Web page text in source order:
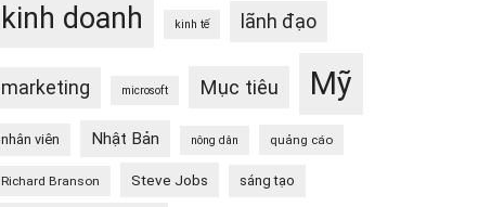
kinh doanh kinh tế lãnh đạo
marketing microsoft Mục tiêu Mỹ
nhân viên Nhật Bản nông dân quảng cáo
Richard Branson Steve Jobs sáng tạo